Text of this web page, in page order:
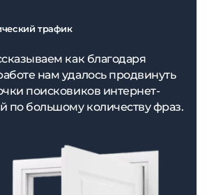
трафик
как благодаря
нам удалось продвинуть
поисковиков интернет-
по большому количеству фраз.